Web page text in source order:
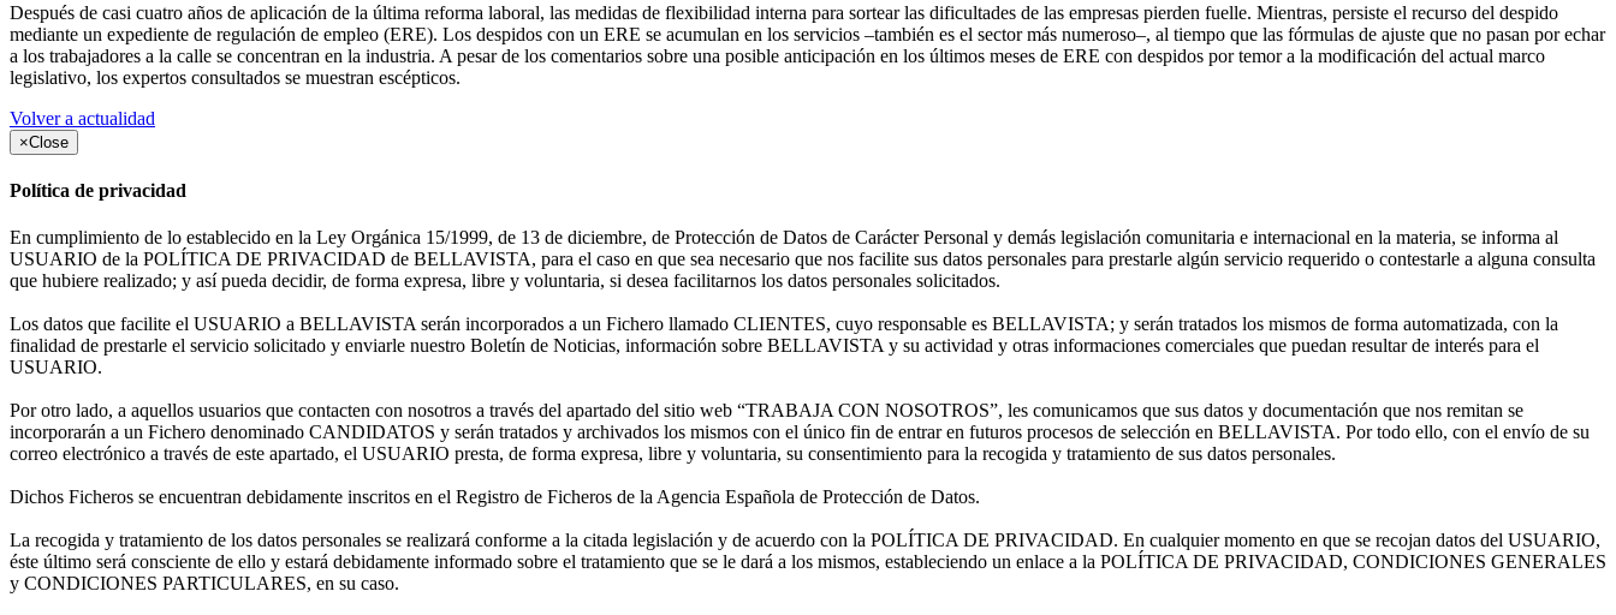
Después de casi cuatro años de aplicación de la última reforma laboral, las medidas de flexibilidad interna para sortear las dificultades de las empresas pierden fuelle. Mientras, persiste el recurso del despido
mediante un expediente de regulación de empleo (ERE). Los despidos con un ERE se acumulan en los servicios –también es el sector más numeroso–, al tiempo que las fórmulas de ajuste que no pasan por echar
a los trabajadores a la calle se concentran en la industria. A pesar de los comentarios sobre una posible anticipación en los últimos meses de ERE con despidos por temor a la modificación del actual marco
legislativo, los expertos consultados se muestran escépticos.
Volver a actualidad
×Close
Política de privacidad
En cumplimiento de lo establecido en la Ley Orgánica 15/1999, de 13 de diciembre, de Protección de Datos de Carácter Personal y demás legislación comunitaria e internacional en la materia, se informa al
USUARIO de la POLÍTICA DE PRIVACIDAD de BELLAVISTA, para el caso en que sea necesario que nos facilite sus datos personales para prestarle algún servicio requerido o contestarle a alguna consulta
que hubiere realizado; y así pueda decidir, de forma expresa, libre y voluntaria, si desea facilitarnos los datos personales solicitados.
Los datos que facilite el USUARIO a BELLAVISTA serán incorporados a un Fichero llamado CLIENTES, cuyo responsable es BELLAVISTA; y serán tratados los mismos de forma automatizada, con la
finalidad de prestarle el servicio solicitado y enviarle nuestro Boletín de Noticias, información sobre BELLAVISTA y su actividad y otras informaciones comerciales que puedan resultar de interés para el
USUARIO.
Por otro lado, a aquellos usuarios que contacten con nosotros a través del apartado del sitio web “TRABAJA CON NOSOTROS”, les comunicamos que sus datos y documentación que nos remitan se
incorporarán a un Fichero denominado CANDIDATOS y serán tratados y archivados los mismos con el único fin de entrar en futuros procesos de selección en BELLAVISTA. Por todo ello, con el envío de su
correo electrónico a través de este apartado, el USUARIO presta, de forma expresa, libre y voluntaria, su consentimiento para la recogida y tratamiento de sus datos personales.
Dichos Ficheros se encuentran debidamente inscritos en el Registro de Ficheros de la Agencia Española de Protección de Datos.
La recogida y tratamiento de los datos personales se realizará conforme a la citada legislación y de acuerdo con la POLÍTICA DE PRIVACIDAD. En cualquier momento en que se recojan datos del USUARIO,
éste último será consciente de ello y estará debidamente informado sobre el tratamiento que se le dará a los mismos, estableciendo un enlace a la POLÍTICA DE PRIVACIDAD, CONDICIONES GENERALES
y CONDICIONES PARTICULARES, en su caso.